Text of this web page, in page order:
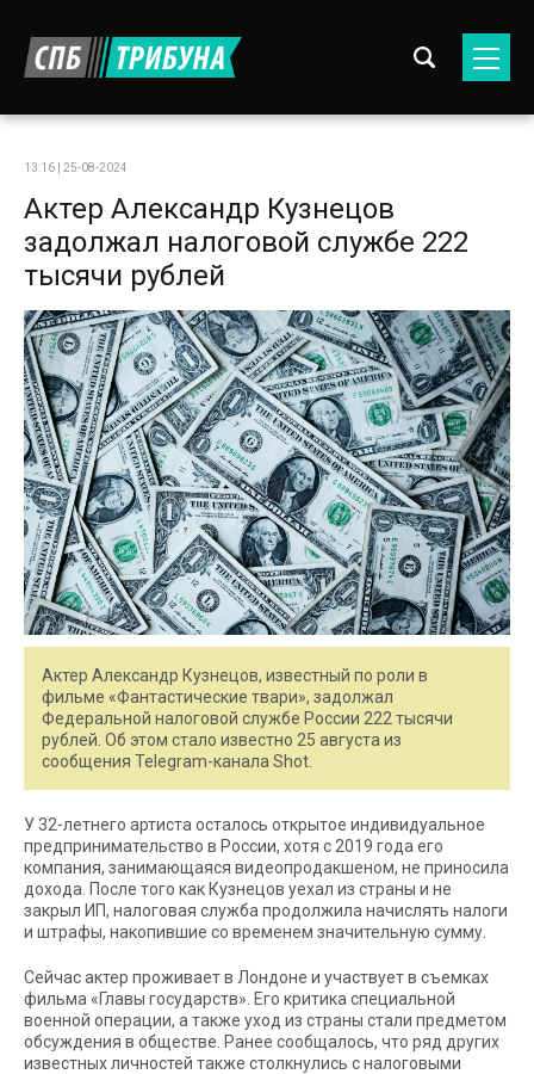
13:16 | 25-08-2024
Актер Александр Кузнецов
задолжал налоговой службе 222
тысячи рублей
Актер Александр Кузнецов, известный по роли в
фильме «Фантастические твари», задолжал
Федеральной налоговой службе России 222 тысячи
рублей. Об этом стало известно 25 августа из
сообщения Telegram-канала Shot.
У 32-летнего артиста осталось открытое индивидуальное
предпринимательство в России, хотя с 2019 года его
компания, занимающаяся видеопродакшеном, не приносила
дохода. После того как Кузнецов уехал из страны и не
закрыл ИП, налоговая служба продолжила начислять налоги
и штрафы, накопившие со временем значительную сумму.
Сейчас актер проживает в Лондоне и участвует в съемках
фильма «Главы государств». Его критика специальной
военной операции, а также уход из страны стали предметом
обсуждения в обществе. Ранее сообщалось, что ряд других
известных личностей также столкнулись с налоговыми